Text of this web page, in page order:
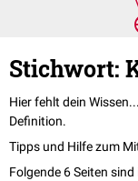
Stichwort:
Hier fehlt dein
Definition.
Tipps und Hilfe zum
Folgende 6 Seiten